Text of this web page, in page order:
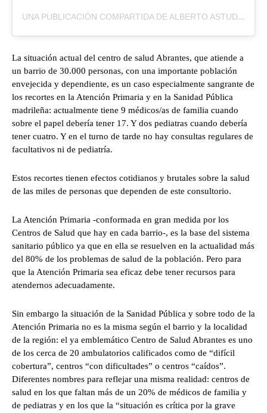
U
NA PUBLICACIÓN COMPARTIDA DE ALBERTO ASTUDILLO GARCÍA (@_A.ASTUDILLO__)
La situación actual del centro de salud Abrantes, que atiende a
un barrio de 30.000 personas, con una importante población
envejecida y dependiente, es un caso especialmente sangrante de
los recortes en la Atención Primaria y en la Sanidad Pública
madrileña: actualmente tiene 9 médicos/as de familia cuando
sobre el papel debería tener 17. Y dos pediatras cuando debería
tener cuatro. Y en el turno de tarde no hay consultas regulares de
facultativos ni de pediatría.
Estos recortes tienen efectos cotidianos y brutales sobre la salud
de las miles de personas que dependen de este consultorio.
La Atención Primaria -conformada en gran medida por los
Centros de Salud que hay en cada barrio-, es la base del sistema
sanitario público ya que en ella se resuelven en la actualidad más
del 80% de los problemas de salud de la población. Pero para
que la Atención Primaria sea eficaz debe tener recursos para
atendernos adecuadamente.
Sin embargo la situación de la Sanidad Pública y sobre todo de la
Atención Primaria no es la misma según el barrio y la localidad
de la región: el ya emblemático Centro de Salud Abrantes es uno
de los cerca de 20 ambulatorios calificados como de “difícil
cobertura”, centros “con dificultades” o centros “caídos”.
Diferentes nombres para reflejar una misma realidad: centros de
salud en los que faltan más de un 20% de médicos de familia y
de pediatras y en los que la “situación es crítica por la grave